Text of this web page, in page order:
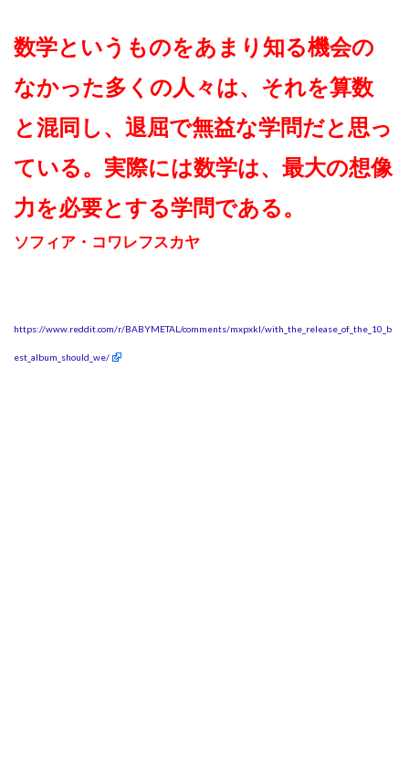
数学というものをあまり知る機会の
なかった多くの人々は、それを算数
と混同し、退屈で無益な学問だと思っ
ている。実際には数学は、最大の想像
力を必要とする学問である。
ソフィア・コワレフスカヤ
https://www.reddit.com/r/BABYMETAL/comments/mxpxkl/with_the_release_of_the_10_b
est_album_should_we/